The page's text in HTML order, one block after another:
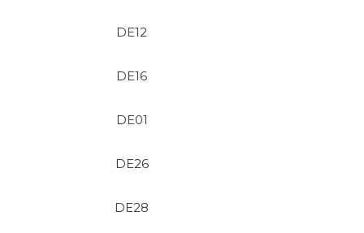
DE12
DE16
DE01
DE26
DE28